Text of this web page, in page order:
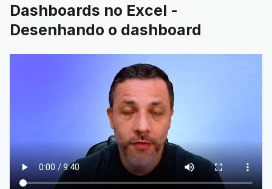
Dashboards no Excel -
Desenhando o dashboard